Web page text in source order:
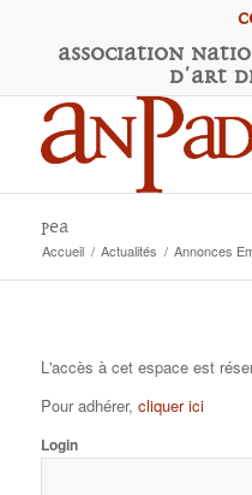
Association N
d'Art D
PEA
Accueil / Actualités / Annonces
L'accès à cet espace est
Pour adhérer, cliquer ici
Login